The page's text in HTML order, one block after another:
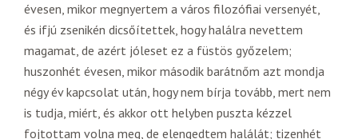
évesen, mikor megnyertem a város filozófiai versenyét,
és ifjú zsenikén dicsőítettek, hogy halálra nevettem
magamat, de azért jóleset ez a füstös győzelem;
huszonhét évesen, mikor második barátnőm azt mondja
négy év kapcsolat után, hogy nem bírja tovább, mert nem
is tudja, miért, és akkor ott helyben puszta kézzel
fojtottam volna meg, de elengedtem halálát; tizenhét